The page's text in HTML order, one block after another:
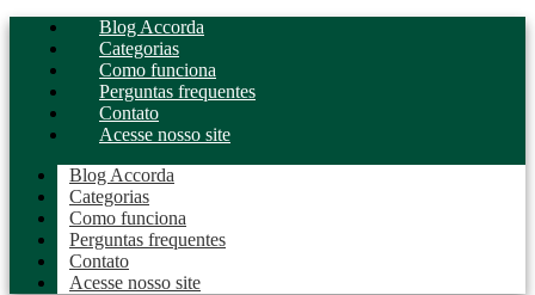
Blog Accorda
Categorias
Como funciona
Perguntas frequentes
Contato
Acesse nosso site
Blog Accorda
Categorias
Como funciona
Perguntas frequentes
Contato
Acesse nosso site